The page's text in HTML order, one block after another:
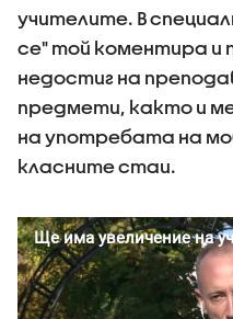
учителите. В
се" той коментира и
недостиг на
предмети, както и
на употребата на
класните стаи.